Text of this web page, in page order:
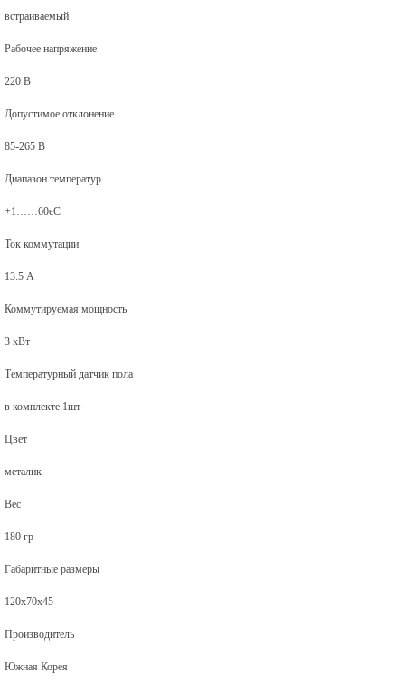
встраиваемый
Рабочее напряжение
220 В
Допустимое отклонение
85-265 В
Диапазон температур
+1……60єС
Ток коммутации
13.5 А
Коммутируемая мощность
3 кВт
Температурный датчик пола
в комплекте 1шт
Цвет
металик
Вес
180 гр
Габаритные размеры
120х70х45
Производитель
Южная Корея